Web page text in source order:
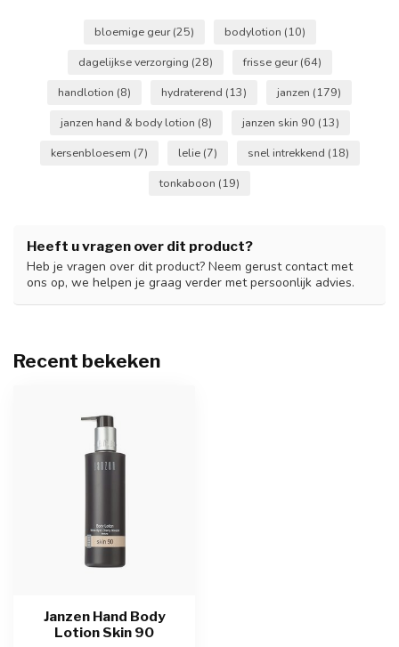
bloemige geur(25) bodylotion (10)
dagelijkse verzorging (28) frisse geur(64)
handlotion (8) hydraterend (13) janzen (179)
janzen hand & body lotion (8) janzen skin 90 (13)
kersenbloesem (7) lelie (7) snel intrekkend (18)
tonkaboon (19)
Heeft u vragen over dit product?
Heb je vragen over dit product? Neem gerust contact met
ons op, we helpen je graag verder met persoonlijk advies.
Recent bekeken
Janzen Hand Body
Lotion Skin 90